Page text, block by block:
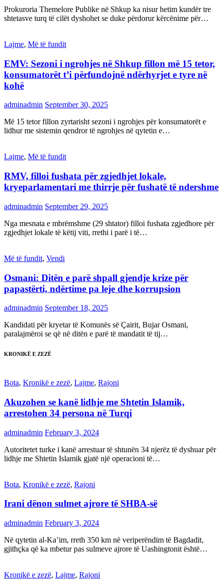
Prokuroria Themelore Publike në Shkup ka nisur hetim kundër tre
shtetasve turq të cilët dyshohet se duke përdorur kërcënime për…
Lajme, Më të fundit
EMV: Sezoni i ngrohjes në Shkup fillon më 15 tetor,
konsumatorët t’i përfundojnë ndërhyrjet e tyre në
kohë
adminadmin September 30, 2025
Më 15 tetor fillon zyrtarisht sezoni i ngrohjes për konsumatorët e
lidhur me sistemin qendror të ngrohjes në qytetin e…
Lajme, Më të fundit
RMV, filloi fushata për zgjedhjet lokale,
kryeparlamentari me thirrje për fushatë të ndershme
adminadmin September 29, 2025
Nga mesnata e mbrëmshme (29 shtator) filloi fushata zgjedhore për
zgjedhjet lokale të këtij viti, rrethi i parë i të…
Më të fundit, Vendi
Osmani: Ditën e parë shpall gjendje krize për
papastërti, ndërtime pa leje dhe korrupsion
adminadmin September 18, 2025
Kandidati për kryetar të Komunës së Çairit, Bujar Osmani,
paralajmëroi se që në ditën e parë të mandatit të tij…
KRONIKË E ZEZË
Bota, Kronikë e zezë, Lajme, Rajoni
Akuzohen se kanë lidhje me Shtetin Islamik,
arrestohen 34 persona në Turqi
adminadmin February 3, 2024
Autoritetet turke i kanë arrestuar të shtunën 34 njerëz të dyshuar për
lidhje me Shtetin Islamik gjatë një operacioni të…
Bota, Kronikë e zezë, Rajoni
Irani dënon sulmet ajrore të SHBA-së
adminadmin February 3, 2024
Në qytetin al-Ka’im, rreth 350 km në veriperëndim të Bagdadit,
gjithçka që ka mbetur pas sulmeve ajrore të Uashingtonit është…
Kronikë e zezë, Lajme, Rajoni